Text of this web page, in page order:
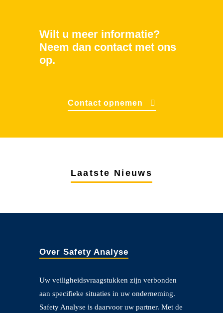
Wilt u meer informatie?
Neem dan contact met ons
op.
Contact opnemen
Laatste Nieuws
Over Safety Analyse
Uw veiligheidsvraagstukken zijn verbonden
aan specifieke situaties in uw onderneming.
Safety Analyse is daarvoor uw partner. Met de